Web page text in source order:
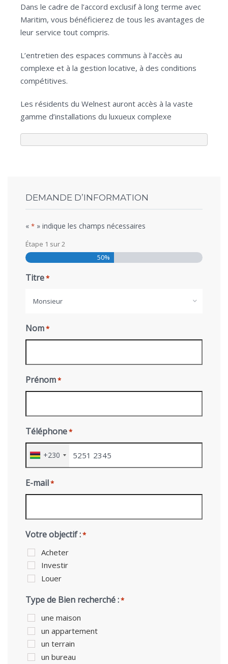
Dans le cadre de l’accord exclusif à long terme avec
Maritim, vous bénéficierez de tous les avantages de
leur service tout compris.
L’entretien des espaces communs à l’accès au
complexe et à la gestion locative, à des conditions
compétitives.
Les résidents du Welnest auront accès à la vaste
gamme d’installations du luxueux complexe
DEMANDE D’INFORMATION
« * » indique les champs nécessaires
Étape 1 sur2
50%
Titre*
Monsieur
Nom*
Prénom*
Téléphone*
+230
E-mail*
Votre objectif :*
Acheter
Investir
Louer
Type de Bien recherché :*
une maison
un appartement
un terrain
un bureau